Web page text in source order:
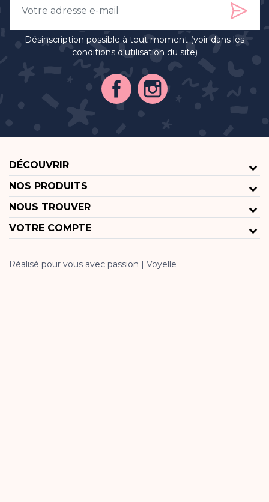
Désinscription possible à tout moment (voir dans les
conditions d'utilisation du site)
DÉCOUVRIR
NOS PRODUITS
NOUS TROUVER
VOTRE COMPTE
Réalisé pour vous avec passion | Voyelle